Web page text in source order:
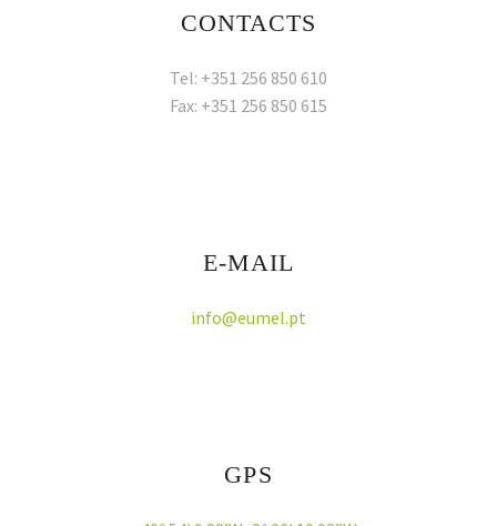
CONTACTS
Tel: +351 256 850 610
Fax: +351 256 850 615
E-MAIL
info@eumel.pt
GPS